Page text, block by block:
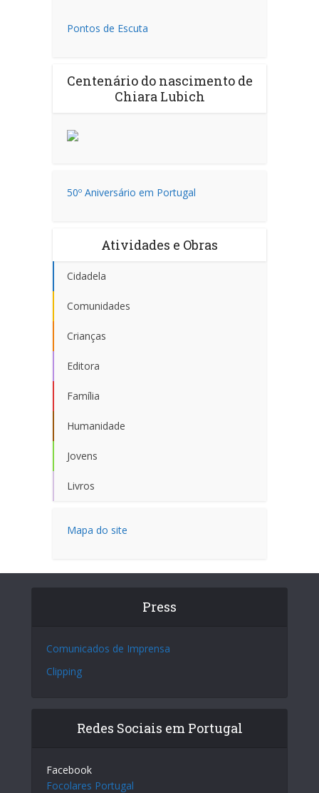
Pontos de Escuta
Centenário do nascimento de
Chiara Lubich
50º Aniversário em Portugal
Atividades e Obras
Cidadela
Comunidades
Crianças
Editora
Família
Humanidade
Jovens
Livros
Mapa do site
Press
Comunicados de Imprensa
Clipping
Redes Sociais em Portugal
Facebook
Focolares Portugal